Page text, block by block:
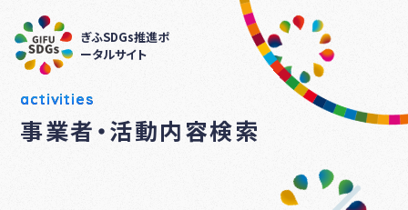
ぎふSDGs推進ポ
ータルサイト
activities
事業者・活動内容検索